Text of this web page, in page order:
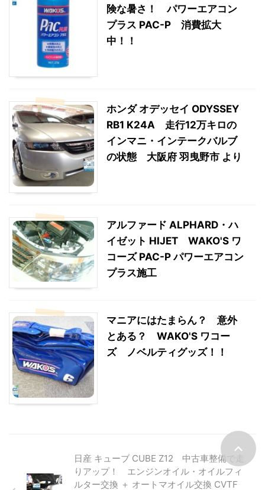
険な暑さ！ パワーエアコン
プラス PAC-P 消費拡大
中！！
ホンダ オデッセイ ODYSSEY
RB1 K24A 走行12万キロの
インマニ・インテークバルブ
の状態 大阪府 羽曳野市 より
アルファード ALPHARD・ハ
イゼット HIJET WAKO'S ワ
コーズ PAC-P パワーエアコン
プラス施工
マニアにはたまらん？ 意外
とある？ WAKO'S ワコー
ズ ノベルティグッズ！！
日産 キューブ CUBE Z12 中古車整備で走
りアップ！ エンジンオイル・オイルフィ
ルター交換 ＋ オートマオイル交換 CVTF